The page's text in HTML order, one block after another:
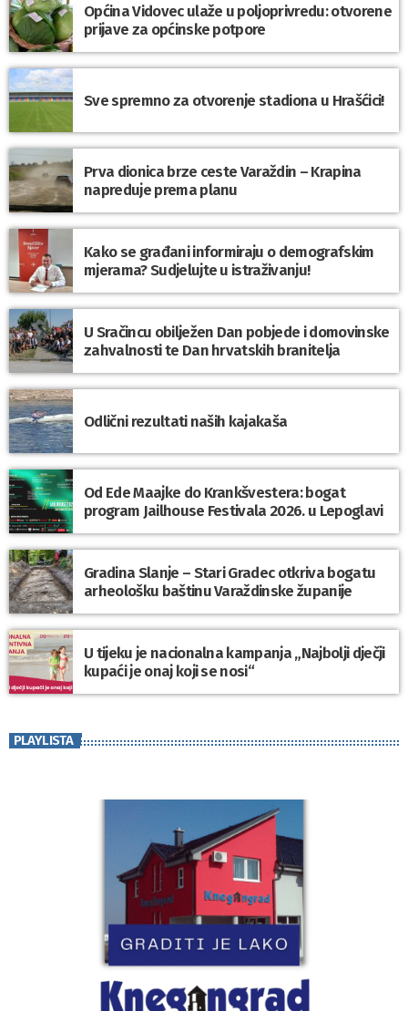
Općina Vidovec ulaže u poljoprivredu: otvorene
prijave za općinske potpore
Sve spremno za otvorenje stadiona u Hrašćici!
Prva dionica brze ceste Varaždin – Krapina
napreduje prema planu
Kako se građani informiraju o demografskim
mjerama? Sudjelujte u istraživanju!
U Sračincu obilježen Dan pobjede i domovinske
zahvalnosti te Dan hrvatskih branitelja
Odlični rezultati naših kajakaša
Od Ede Maajke do Krankšvestera: bogat
program Jailhouse Festivala 2026. u Lepoglavi
Gradina Slanje – Stari Gradec otkriva bogatu
arheološku baštinu Varaždinske županije
U tijeku je nacionalna kampanja „Najbolji dječji
kupaći je onaj koji se nosi“
PLAYLISTA